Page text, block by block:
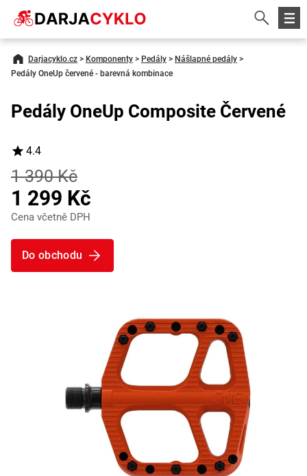
Darjacyklo.cz > Komponenty > Pedály > Nášlapné pedály >
Pedály OneUp červené - barevná kombinace
Pedály OneUp Composite Červené
4.4
1 390 Kč
1 299 Kč
Cena včetně DPH
Do obchodu